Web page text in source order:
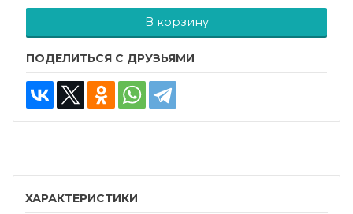
В корзину
ПОДЕЛИТЬСЯ С ДРУЗЬЯМИ
ХАРАКТЕРИСТИКИ